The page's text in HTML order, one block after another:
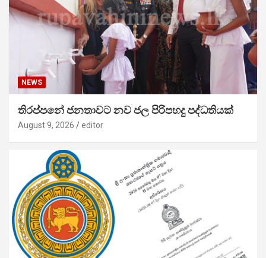
NEWS
තිරප්පනේ ජනතාවට නව ජල පිරිපහදු පද්ධතියක්
August 9, 2026 editor